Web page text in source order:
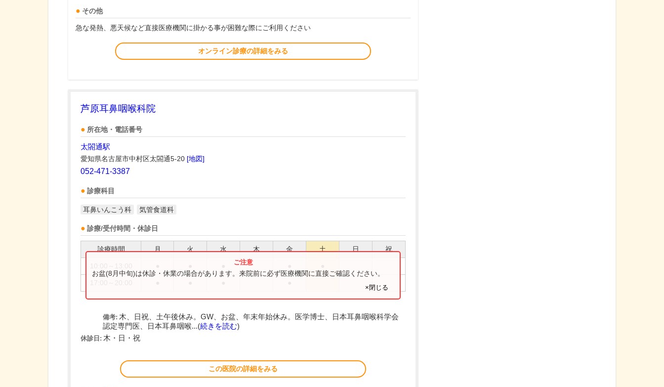
その他
急な発熱、悪天候など直接医療機関に掛かる事が困難な際にご利用ください
オンライン診療の詳細をみる
芦原耳鼻咽喉科院
所在地・電話番号
太閤通駅
愛知県名古屋市中村区太閤通5-20 [地図]
052-471-3387
診療科目
耳鼻いんこう科 気管食道科
診療/受付時間・休診日
診療時間 月 火 水 木 金 土 日 祝
お盆(8月中旬)は休診・休業の場合があります。来院前に必ず医療機関に直接ご確認ください。
×閉じる
備考: 木、日祝、土午後休み。GW、お盆、年末年始休み。医学博士、日本耳鼻咽喉科学会
認定専門医、日本耳鼻咽喉...(続きを読む)
休診日: 木・日・祝
この医院の詳細をみる